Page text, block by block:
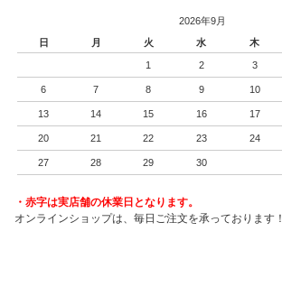
2026年9月
日
月 火 水 木
1 2 3
6 7 8 9 10
13 14 15 16 17
20 21 22 23 24
27 28 29 30
・赤字は実店舗の休業日となります。
オンラインショップは、毎日ご注文を承っております！